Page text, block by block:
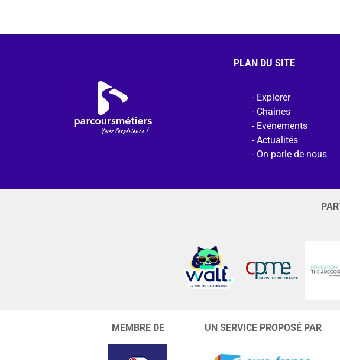
PLAN DU SITE
Explorer
Chaines
Evénements
Actualités
On parle de nous
MEMBRE DE UN SERVICE PROPOSÉ PAR